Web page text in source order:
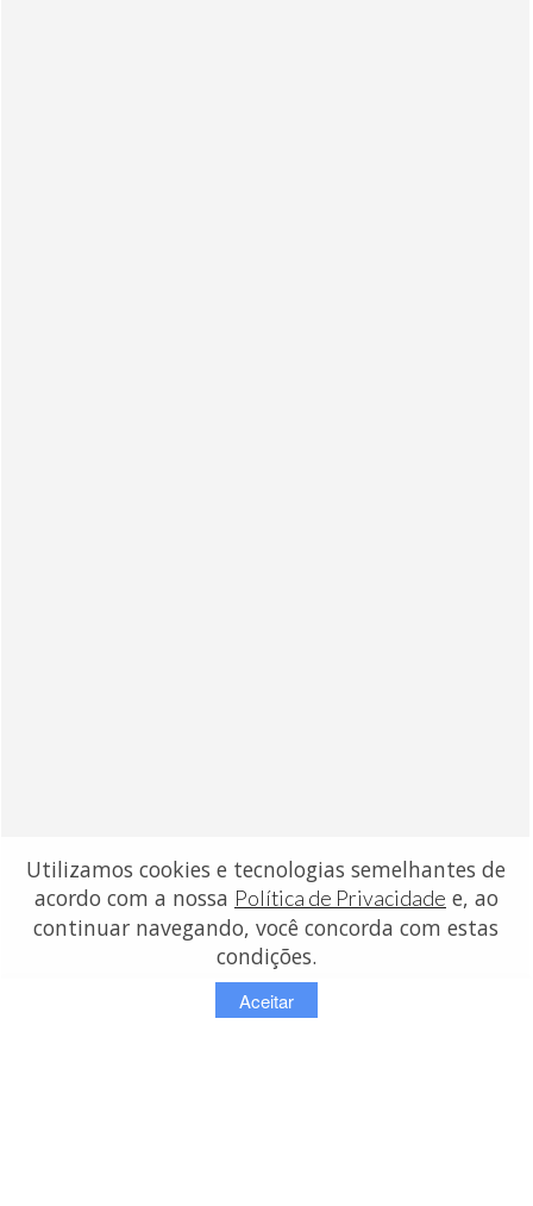
Utilizamos cookies e tecnologias semelhantes de
acordo com a nossa Política de Privacidade e, ao
continuar navegando, você concorda com estas
condições.
Aceitar